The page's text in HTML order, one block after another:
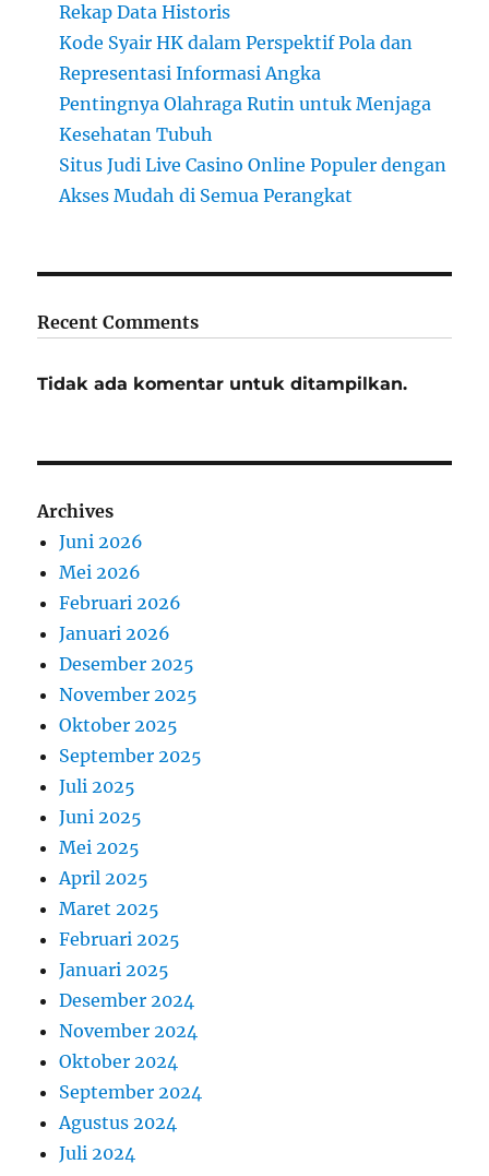
Rekap Data Historis
Kode Syair HK dalam Perspektif Pola dan
Representasi Informasi Angka
Pentingnya Olahraga Rutin untuk Menjaga
Kesehatan Tubuh
Situs Judi Live Casino Online Populer dengan
Akses Mudah di Semua Perangkat
Recent Comments
Tidak ada komentar untuk ditampilkan.
Archives
Juni 2026
Mei 2026
Februari 2026
Januari 2026
Desember 2025
November 2025
Oktober 2025
September 2025
Juli 2025
Juni 2025
Mei 2025
April 2025
Maret 2025
Februari 2025
Januari 2025
Desember 2024
November 2024
Oktober 2024
September 2024
Agustus 2024
Juli 2024